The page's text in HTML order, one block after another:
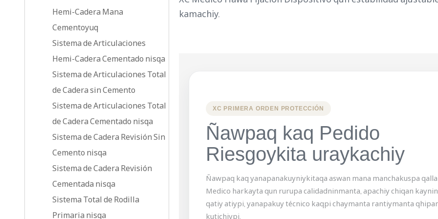
Hemi-Cadera Mana
Cementoyuq
Sistema de Articulaciones
Hemi-Cadera Cementado nisqa
Sistema de Articulaciones Total
de Cadera sin Cemento
Sistema de Articulaciones Total
de Cadera Cementado nisqa
Sistema de Cadera Revisión Sin
Cemento nisqa
Sistema de Cadera Revisión
Cementada nisqa
Sistema Total de Rodilla
Primaria nisqa
kamachiy.
XC PRIMERA ORDEN PROTECCIÓN
Ñawpaq kaq Pedido
Riesgoykita uraykachiy
Ñawpaq kaq yanapanakuyniykitaqa aswan mana manchakuspa
Medico harkayta qun rurupa calidadninmanta, apachiy chiqan
qatiy atiypi, yanapakuy técnico kaqpi chaymanta rantiymanta
kutichiypi.